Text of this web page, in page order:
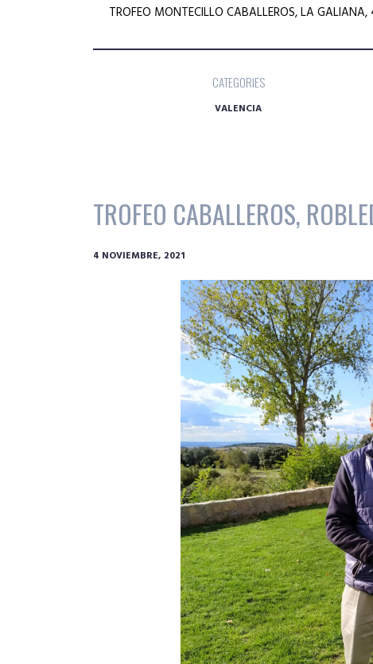
TROFEO MONTECILLO CABALLEROS, LA
CATEGORIES
VALENCIA
TROFEO CABALLEROS,
4 NOVIEMBRE, 2021